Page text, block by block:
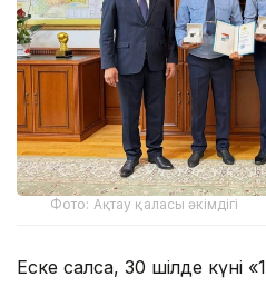
Фото: Ақтау қаласы әкімдігі
Еске салсақ, 30 шілде күні